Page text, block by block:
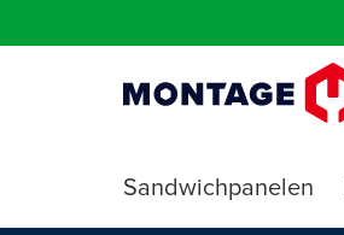
Sandwichpanelen